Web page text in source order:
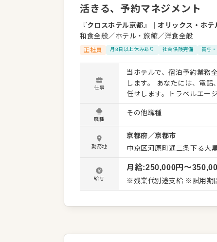
活きる、予約マネジメント
『クロスホテル京都』 ｜オリックス・ホテ
和食全般／ホテル・旅館／洋食全般
正社員 月8日以上休みあり 社会保険完備 賞与
仕事
当ホテルで、宿泊予約業務
します。 あなたには、電
任せします。トラベルエー
テルの「顔」としてお客様
び売上向上のための業務改
ストランなど他部署との連
の収益に直結します。 ＜おすすめポイント＞ 他部署との垣根が低く、風通しの良い職場です。
宿泊予約業務から企画立案
職種
その他職種
勤務地
京都府／京都市
中京区河原町通三条下る大
給与
月給:250,000円〜
※残業代別途支給 ※試用期